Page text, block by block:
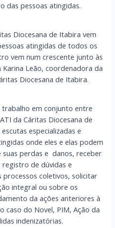
das pessoas atingidas.
Diocesana de Itabira vem
atingidas de todos os
vem num crescente junto às
Karina Leão, coordenadora da
Diocesana de Itabira.
trabalho em conjunto entre
da Cáritas Diocesana de
especializadas e
onde eles e elas podem
perdas e danos, receber
de dúvidas e
coletivos, solicitar
integral ou sobre os
da ações anteriores à
caso do Novel, PIM, Ação da
indenizatórias.